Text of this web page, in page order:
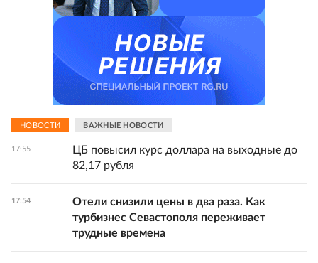
НОВОСТИ ВАЖНЫЕ НОВОСТИ
17:55
ЦБ повысил курс доллара на выходные до
82,17 рубля
17:54
Отели снизили цены в два раза. Как
турбизнес Севастополя переживает
трудные времена